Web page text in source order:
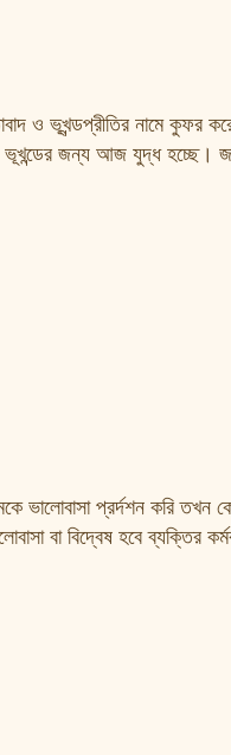
ও ভূখন্ডপ্রীতির নামে কুফর
ভূখন্ডের জন্য আজ যুদ্ধ হচ্ছে।
ভালোবাসা প্রর্দশন করি তখন
বা বিদ্বেষ হবে ব্যক্তির